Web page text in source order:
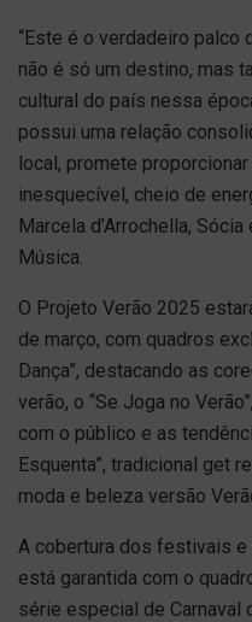
“Este é o verdadeiro palco
não é só um destino, mas
cultural do país nessa
possui uma relação
local, promete
inesquecível, cheio de
Marcela d’Arrochella,
Música.
O Projeto Verão 2025
de março, com quadros
Dança”, destacando as
verão, o “Se Joga no
com o público e as
Esquenta”, tradicional get
moda e beleza versão
A cobertura dos festivais
está garantida com o
série especial de Carnaval